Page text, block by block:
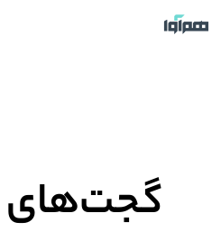
گجت‌های